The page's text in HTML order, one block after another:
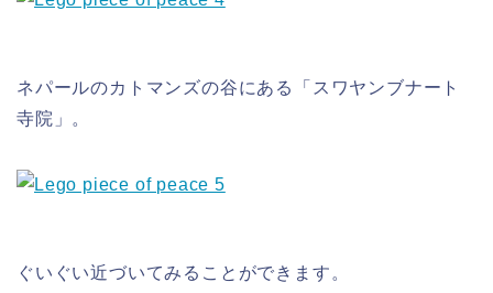
ネパールのカトマンズの谷にある「スワヤンブナート
寺院」。
ぐいぐい近づいてみることができます。